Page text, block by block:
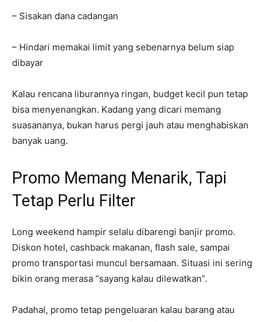
– Sisakan dana cadangan
– Hindari memakai limit yang sebenarnya belum siap
dibayar
Kalau rencana liburannya ringan, budget kecil pun tetap
bisa menyenangkan. Kadang yang dicari memang
suasananya, bukan harus pergi jauh atau menghabiskan
banyak uang.
Promo Memang Menarik, Tapi
Tetap Perlu Filter
Long weekend hampir selalu dibarengi banjir promo.
Diskon hotel, cashback makanan, flash sale, sampai
promo transportasi muncul bersamaan. Situasi ini sering
bikin orang merasa “sayang kalau dilewatkan”.
Padahal, promo tetap pengeluaran kalau barang atau